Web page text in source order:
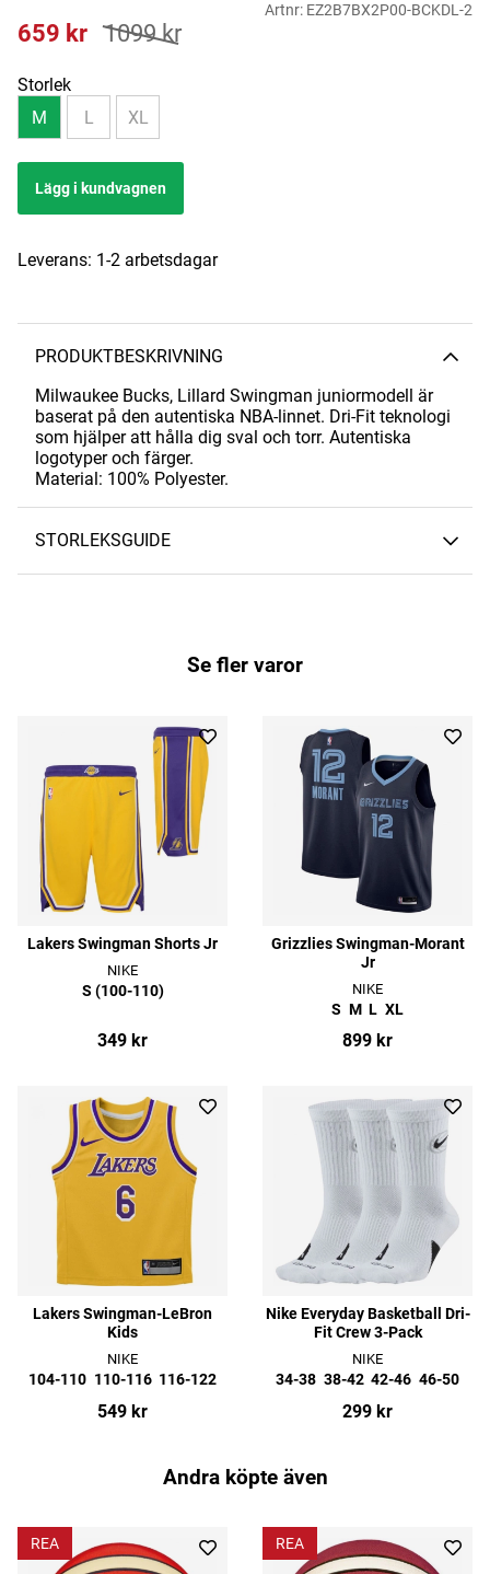
Artnr: EZ2B7BX2P00-BCKDL-2
1099kr
659 kr
Storlek
M
L XL
Lägg i kundvagnen
Leverans: 1-2 arbetsdagar
PRODUKTBESKRIVNING
Milwaukee Bucks, Lillard Swingman juniormodell är
baserat på den autentiska NBA-linnet. Dri-Fit teknologi
som hjälper att hålla dig sval och torr. Autentiska
logotyper och färger.
Material: 100% Polyester.
STORLEKSGUIDE
Se fler varor
Lakers Swingman Shorts Jr
NIKE
S (100-110)
349 kr
Grizzlies Swingman-Morant
Jr
NIKE
S M L XL
899 kr
Lakers Swingman-LeBron
Kids
NIKE
104-110 110-116 116-122
549 kr
Nike Everyday Basketball Dri-
Fit Crew 3-Pack
NIKE
34-38 38-42 42-46 46-50
299 kr
Andra köpte även
REA REA